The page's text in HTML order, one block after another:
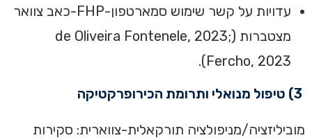
עדויות על קשר שימוש סמארטפון-FHP-כאב צוואר
מצטברות (de Oliveira Fontenele, 2023;
Fercho, 2023).
מוביליזציה/מניפולציה תורקאלית-צווארית: סקירות